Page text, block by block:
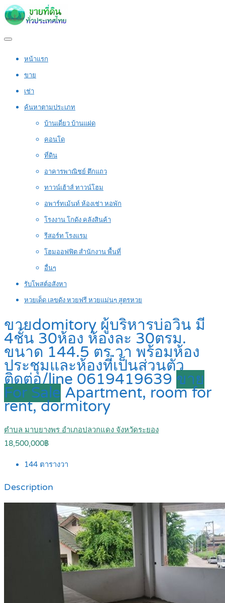
หน้าแรก
ขาย
เช่า
ค้นหาตามประเภท
บ้านเดี่ยว บ้านแฝด
คอนโด
ที่ดิน
อาคารพาณิชย์ ตึกแถว
ทาวน์เฮ้าส์ ทาวน์โฮม
อพาร์ทเม้นท์ ห้องเช่า หอพัก
โรงงาน โกดัง คลังสินค้า
รีสอร์ท โรงแรม
โฮมออฟฟิต สำนักงาน พื้นที่
อื่นๆ
รับโพสต์อสังหา
หวยเด็ด เลขดัง หวยฟรี หวยแม่นๆ สูตรหวย
ขายdomitory ผู้บริหารบ่อวิน มี
4ชั้น 30ห้อง ห้องละ 30ตรม.
ขนาด 144.5 ตร.วา พร้อมห้อง
ประชุมและห้องที่เป็นส่วนตัว
ติดต่อ/line 0619419639 ขาย
For Sale Apartment, room for
rent, dormitory
ตำบล มาบยางพร อำเภอปลวกแดง จังหวัดระยอง
18,500,000฿
144 ตารางวา
Description